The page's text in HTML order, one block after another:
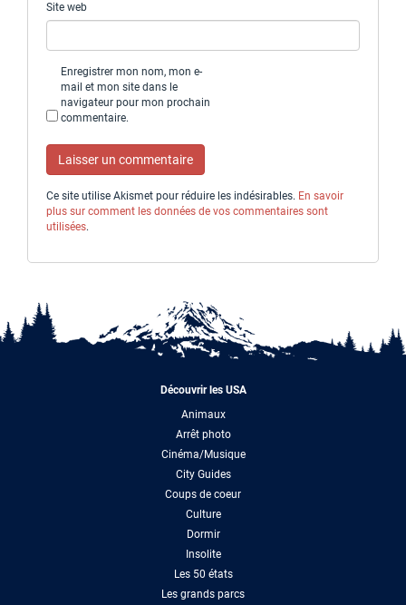
Site web
Enregistrer mon nom, mon e-
mail et mon site dans le
navigateur pour mon prochain
commentaire.
Ce site utilise Akismet pour réduire les indésirables. En savoir
plus sur comment les données de vos commentaires sont
utilisées.
Découvrir les USA
Animaux
Arrêt photo
Cinéma/Musique
City Guides
Coups de coeur
Culture
Dormir
Insolite
Les 50 états
Les grands parcs